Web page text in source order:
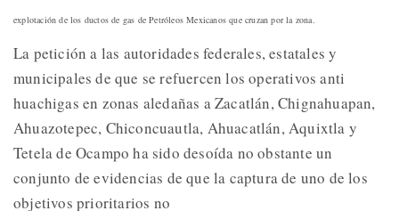
explotación de los ductos de gas de Petróleos Mexicanos que cruzan por la zona.
La petición a las autoridades federales, estatales y
municipales de que se refuercen los operativos anti
huachigas en zonas aledañas a Zacatlán, Chignahuapan,
Ahuazotepec, Chiconcuautla, Ahuacatlán, Aquixtla y
Tetela de Ocampo ha sido desoída no obstante un
conjunto de evidencias de que la captura de uno de los
objetivos prioritarios no